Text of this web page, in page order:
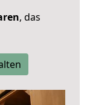
, das